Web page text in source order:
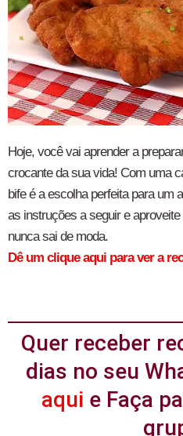
Hoje, você vai aprender a
crocante da sua vida! Com uma
bife é a escolha perfeita para um
as instruções a seguir e
nunca sai de moda.
Dê um clique aqui para ver a
Quer receber
dias no seu
aqui e Faça